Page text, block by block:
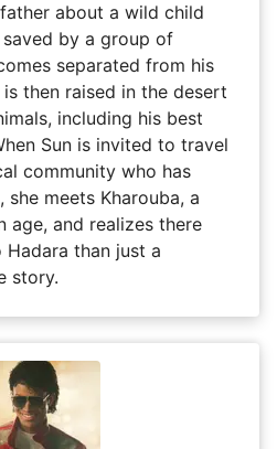
about a wild child
by a group of
separated from his
then raised in the desert
including his best
Sun is invited to travel
community who has
meets Kharouba, a
age, and realizes there
than just a
story.